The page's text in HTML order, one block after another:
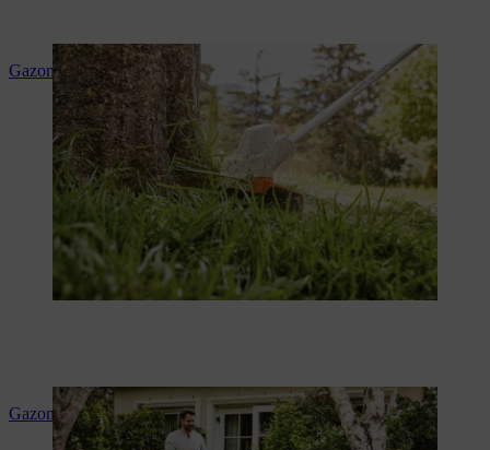
Gazonranden maaien
Gazon mulchen